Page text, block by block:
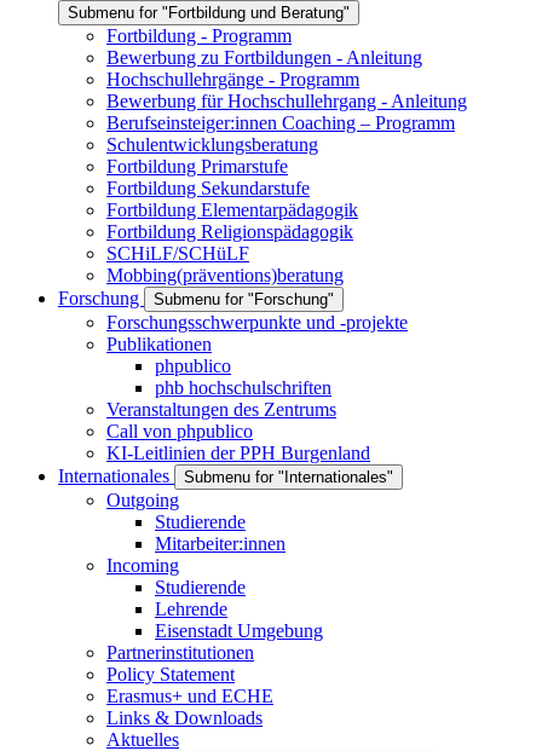
Submenu for "Fortbildung und Beratung"
Fortbildung - Programm
Bewerbung zu Fortbildungen - Anleitung
Hochschullehrgänge - Programm
Bewerbung für Hochschullehrgang - Anleitung
Berufseinsteiger:innen Coaching – Programm
Schulentwicklungsberatung
Fortbildung Primarstufe
Fortbildung Sekundarstufe
Fortbildung Elementarpädagogik
Fortbildung Religionspädagogik
SCHiLF/SCHüLF
Mobbing(präventions)beratung
Forschung
Submenu for "Forschung"
Forschungsschwerpunkte und -projekte
Publikationen
phpublico
phb hochschulschriften
Veranstaltungen des Zentrums
Call von phpublico
KI-Leitlinien der PPH Burgenland
Internationales
Submenu for "Internationales"
Outgoing
Studierende
Mitarbeiter:innen
Incoming
Studierende
Lehrende
Eisenstadt Umgebung
Partnerinstitutionen
Policy Statement
Erasmus+ und ECHE
Links & Downloads
Aktuelles